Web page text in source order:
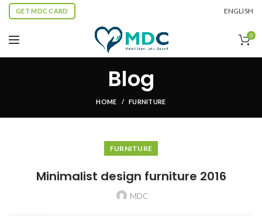
GET MDC CARD ENGLISH
0
Blog
HOME FURNITURE
FURNITURE
Minimalist design furniture 2016
MDC